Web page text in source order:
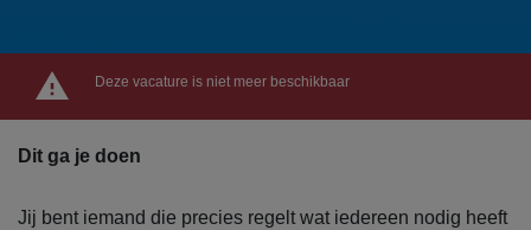
Deze vacature is niet meer beschikbaar
Dit ga je doen
Jij bent iemand die precies regelt wat iedereen nodig heeft